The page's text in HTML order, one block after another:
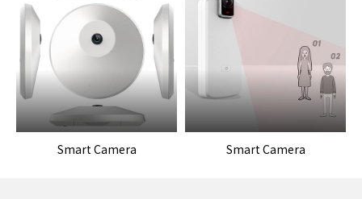
Smart Camera Smart Camera